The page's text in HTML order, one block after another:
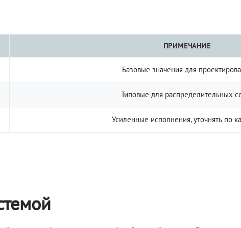
ПРИМЕЧАНИЕ
Базовые значения для
Типовые для распределительных
Усиленные исполнения, уточнять по